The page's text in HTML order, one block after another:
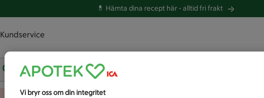
💊 Hämta dina recept här -alltid fri frakt
Kundservice
Vad letar du efter idag?
Vi bryr oss om din integritet